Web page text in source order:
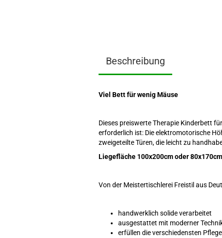
Beschreibung
Viel Bett für wenig Mäuse
Dieses preiswerte Therapie Kinderbett
erforderlich ist: Die elektromotorische
zweigeteilte Türen, die leicht zu
Liegefläche 100x200cm oder 80x170cm
Von der Meistertischlerei Freistil aus
handwerklich solide verarbeitet
ausgestattet mit moderner
erfüllen die verschiedensten